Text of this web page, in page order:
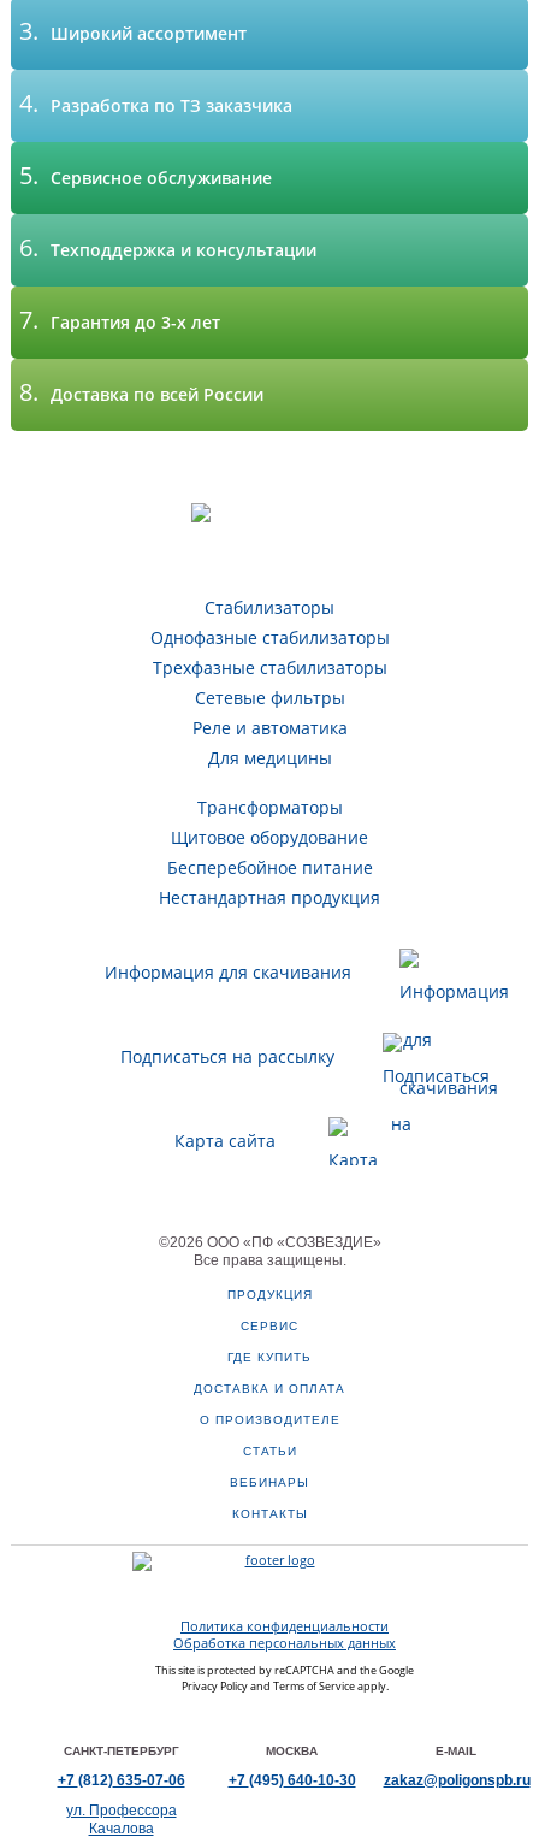
3. Широкий ассортимент
4. Разработка по ТЗ заказчика
5. Сервисное обслуживание
6. Техподдержка и консультации
7. Гарантия до 3-х лет
8. Доставка по всей России
Стабилизаторы
Однофазные стабилизаторы
Трехфазные стабилизаторы
Сетевые фильтры
Реле и автоматика
Для медицины
Трансформаторы
Щитовое оборудование
Бесперебойное питание
Нестандартная продукция
Информация для скачивания
Подписаться на рассылку
Карта сайта
©2026 ООО «ПФ «СОЗВЕЗДИЕ»
Все права защищены.
ПРОДУКЦИЯ
СЕРВИС
ГДЕ КУПИТЬ
ДОСТАВКА И ОПЛАТА
О ПРОИЗВОДИТЕЛЕ
СТАТЬИ
ВЕБИНАРЫ
КОНТАКТЫ
Политика конфиденциальности
Обработка персональных данных
This site is protected by reCAPTCHA and the Google
Privacy Policyand Terms of Serviceapply.
САНКТ-ПЕТЕРБУРГ
+7 (812)635-07-06
ул. Профессора
Качалова
МОСКВА
+7 (495)640-10-30
E-MAIL
zakaz@poligonspb.ru